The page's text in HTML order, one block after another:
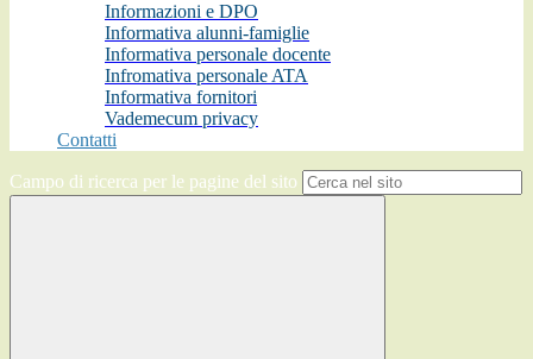
Informazioni e DPO
Informativa alunni-famiglie
Informativa personale docente
Infromativa personale ATA
Informativa fornitori
Vademecum privacy
Contatti
Campo di ricerca per le pagine del sito